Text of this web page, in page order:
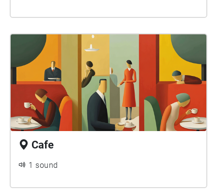
Cafe
1 sound